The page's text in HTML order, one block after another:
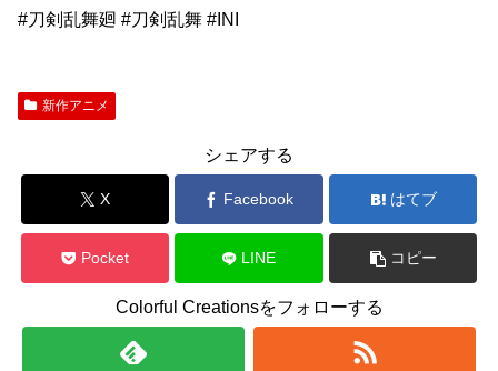
#刀剣乱舞廻 #刀剣乱舞 #INI
新作アニメ
シェアする
X Facebook はてブ
Pocket LINE コピー
Colorful Creationsをフォローする